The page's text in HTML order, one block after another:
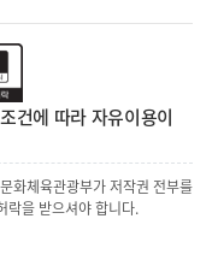
건에 따라 자유이용이
화체육관광부가 저작권 전부를
락을 받으셔야 합니다.